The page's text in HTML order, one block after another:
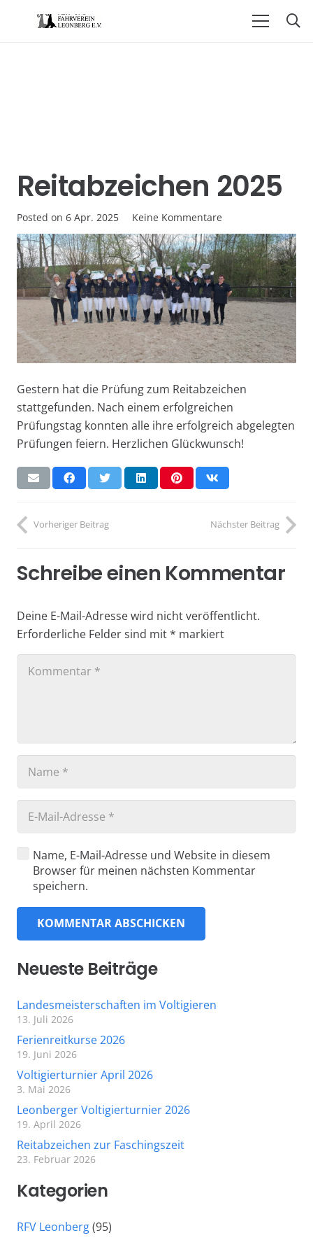
Reitabzeichen 2025
Posted on 6 Apr. 2025 Keine Kommentare
Gestern hat die Prüfung zum Reitabzeichen
stattgefunden. Nach einem erfolgreichen
Prüfungstag konnten alle ihre erfolgreich abgelegten
Prüfungen feiern. Herzlichen Glückwunsch!
Vorheriger Beitrag Nächster Beitrag
Schreibe einen Kommentar
Deine E-Mail-Adresse wird nicht veröffentlicht.
Erforderliche Felder sind mit* markiert
Name, E-Mail-Adresse und Website in diesem
Browser für meinen nächsten Kommentar
speichern.
KOMMENTAR ABSCHICKEN
Neueste Beiträge
Landesmeisterschaften im Voltigieren
13. Juli 2026
Ferienreitkurse 2026
19. Juni 2026
Voltigierturnier April 2026
3. Mai 2026
Leonberger Voltigierturnier 2026
19. April 2026
Reitabzeichen zur Faschingszeit
23. Februar 2026
Kategorien
RFV Leonberg(95)